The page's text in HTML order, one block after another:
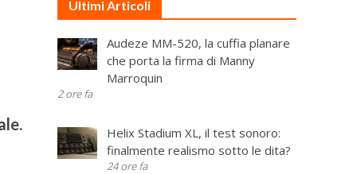
Ultimi Articoli
Audeze MM-520, la cuffia planare
che porta la firma di Manny
Marroquin
2 ore fa
Helix Stadium XL, il test sonoro:
finalmente realismo sotto le dita?
24 ore fa